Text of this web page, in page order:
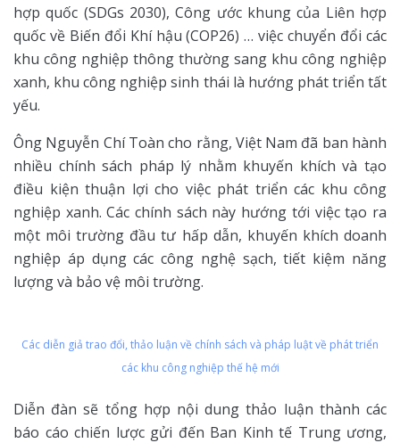
hợp quốc (SDGs 2030), Công ước khung của Liên hợp
quốc về Biến đổi Khí hậu (COP26) … việc chuyển đổi các
khu công nghiệp thông thường sang khu công nghiệp
xanh, khu công nghiệp sinh thái là hướng phát triển tất
yếu.
Ông Nguyễn Chí Toàn cho rằng, Việt Nam đã ban hành
nhiều chính sách pháp lý nhằm khuyến khích và tạo
điều kiện thuận lợi cho việc phát triển các khu công
nghiệp xanh. Các chính sách này hướng tới việc tạo ra
một môi trường đầu tư hấp dẫn, khuyến khích doanh
nghiệp áp dụng các công nghệ sạch, tiết kiệm năng
lượng và bảo vệ môi trường.
Các diễn giả trao đổi, thảo luận về chính sách và pháp luật về phát triển
các khu công nghiệp thế hệ mới
Diễn đàn sẽ tổng hợp nội dung thảo luận thành các
báo cáo chiến lược gửi đến Ban Kinh tế Trung ương,